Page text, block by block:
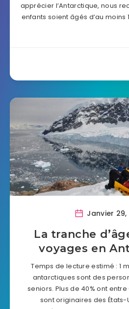
apprécier l’Antarctique, nous
enfants soient âgés d’au moins
Janvier 29,
La tranche
voyages en
Temps de lecture estimé : 1
antarctiques sont des
seniors. Plus de 40% ont entre
sont originaires des États-